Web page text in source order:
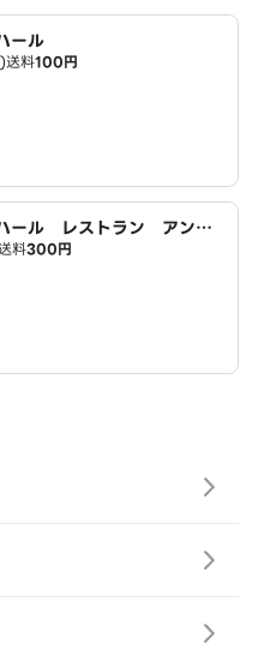
ール
送料100円
ール レストラン アンド
料300円